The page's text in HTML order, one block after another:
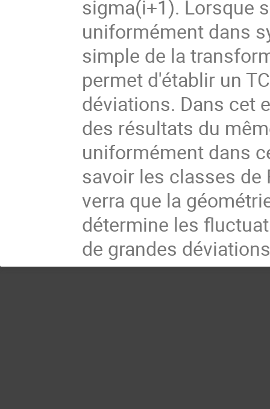
sigma(i+1). Lorsque
uniformément dans
simple de la
permet d'établir un
déviations. Dans cet
des résultats du
uniformément dans
savoir les classes de
verra que la
détermine les
de grandes